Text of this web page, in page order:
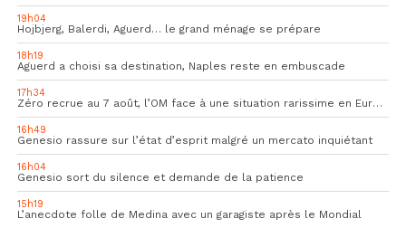
19h04
Hojbjerg, Balerdi, Aguerd… le grand ménage se prépare
18h19
Aguerd a choisi sa destination, Naples reste en embuscade
17h34
Zéro recrue au 7 août, l’OM face à une situation rarissime en Europe
16h49
Genesio rassure sur l’état d’esprit malgré un mercato inquiétant
16h04
Genesio sort du silence et demande de la patience
15h19
L’anecdote folle de Medina avec un garagiste après le Mondial